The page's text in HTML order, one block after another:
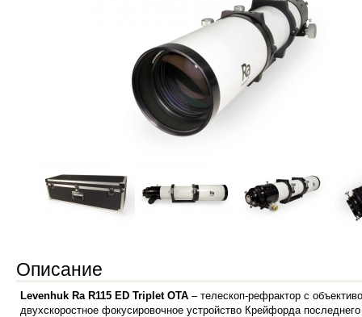
Описание
Levenhuk Ra R115 ED Triplet OTA – телескоп-рефрактор с
двухскоростное фокусировочное устройство Крейфорда